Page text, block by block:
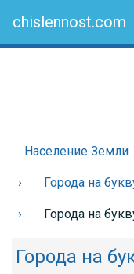
chislennost.com
Население Земли
Города на
Города на
Города на